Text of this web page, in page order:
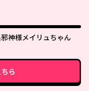
神様メイリュちゃん
ら